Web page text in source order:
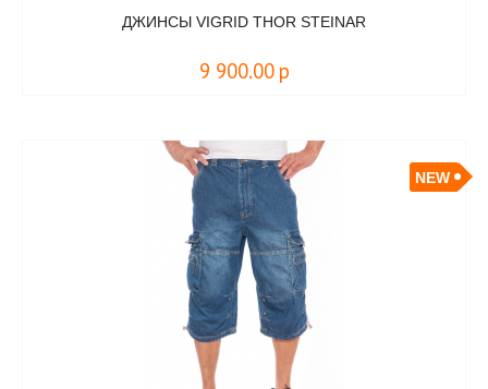
ДЖИНСЫ VIGRID THOR STEINAR
9 900.00 р
NEW